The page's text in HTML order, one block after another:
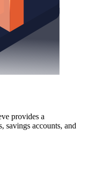
provides a
savings accounts, and